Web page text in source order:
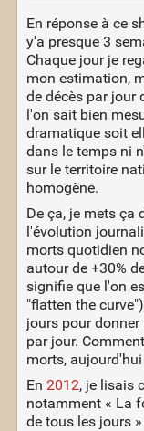
En réponse à ce
y'a presque 3
Chaque jour je
mon estimation,
de décès par jour
l'on sait bien
dramatique soit
dans le temps ni
sur le territoire
homogène.
De ça, je mets ça
l'évolution
morts quotidien
autour de +30%
signifie que l'on
"flatten the
jours pour
par jour.
morts,
En 2012, je lisais
notamment « La
de tous les jours